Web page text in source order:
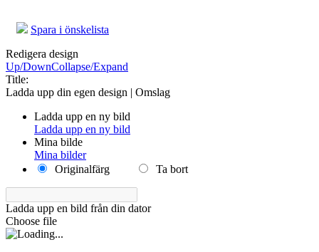
Spara i önskelista
Redigera design
Up/DownCollapse/Expand
Title:
Ladda upp din egen design | Omslag
Ladda upp en ny bild
Ladda upp en ny bild
Mina bilde
Mina bilder
Originalfärg
Ta bort
Ladda upp en bild från din dator
Choose file